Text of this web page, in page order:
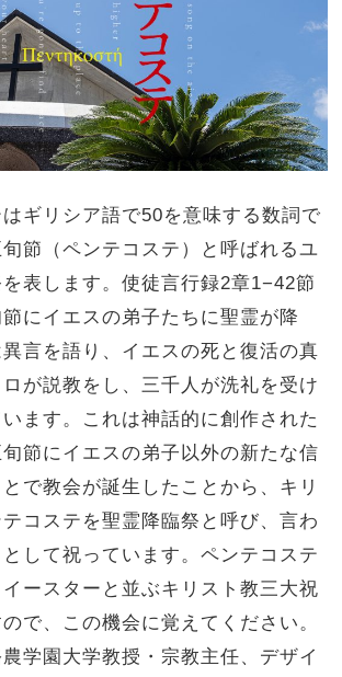
ギリシア語で50を意味する数詞で
節（ペンテコステ）と呼ばれるユ
表します。使徒言行録2章1−42節
にイエスの弟子たちに聖霊が降
言を語り、イエスの死と復活の真
が説教をし、三千人が洗礼を受け
ます。これは神話的に創作された
節にイエスの弟子以外の新たな信
で教会が誕生したことから、キリ
コステを聖霊降臨祭と呼び、言わ
して祝っています。ペンテコステ
ースターと並ぶキリスト教三大祝
で、この機会に覚えてください。
農学園大学教授・宗教主任、デザイ